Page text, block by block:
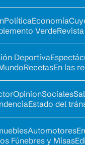
PolíticaEconomía
Verde
Deportiva
RecetasEn las
OpinionSociales
Estado del
Automotores
Fúnebres y Misas